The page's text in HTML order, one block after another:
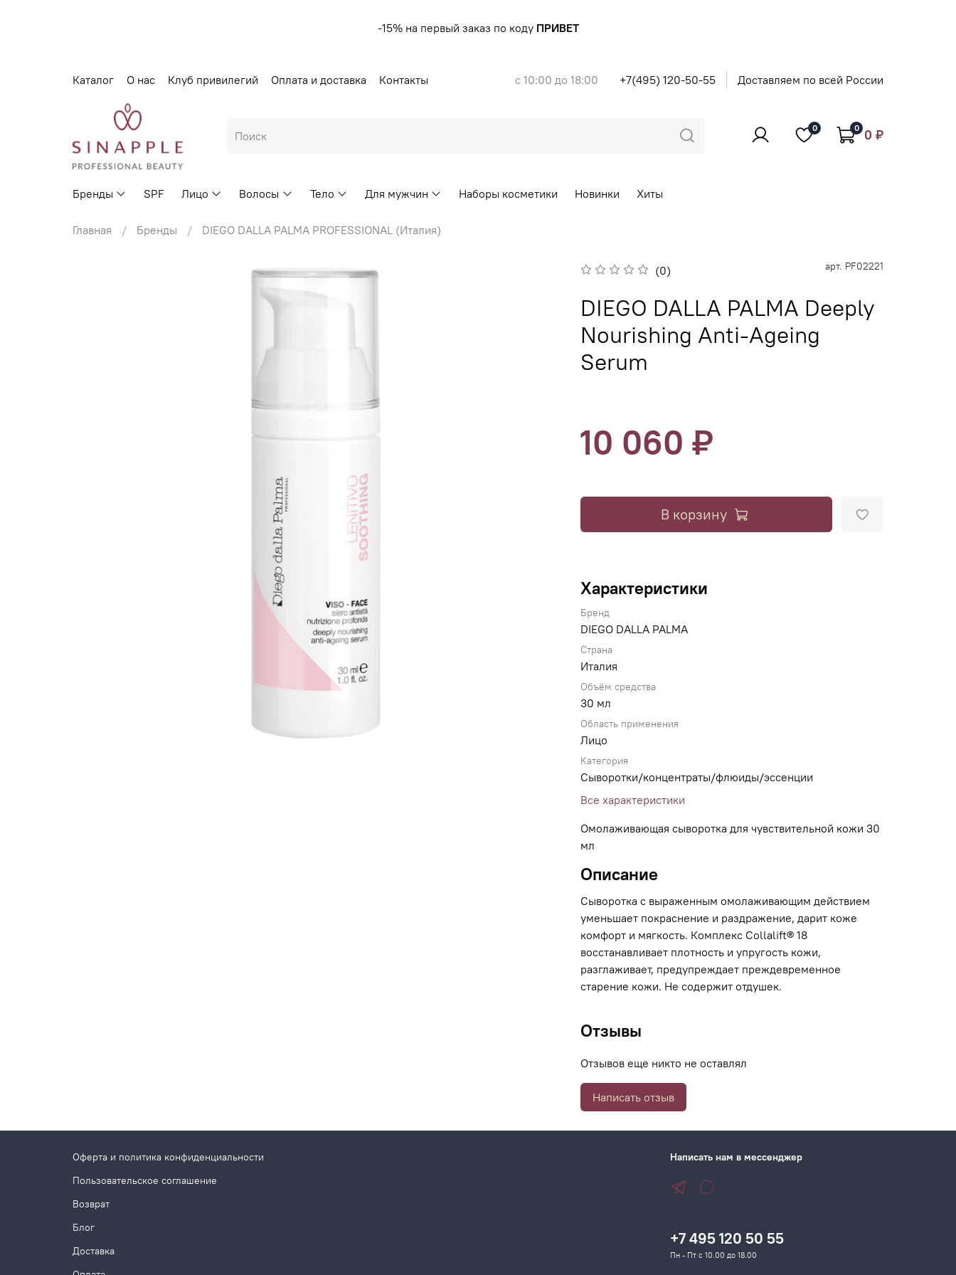
-15% на первый заказ по коду ПРИВЕТ
Каталог О нас Клуб привилегий Оплата и доставка Контакты с 10:00 до 18:00 +7(495) 120-50-55 Доставляем по всей России
0 0 0 ₽
Бренды SPF Лицо Волосы Тело Для мужчин Наборы косметики Новинки Хиты
Главная Бренды DIEGO DALLA PALMA PROFESSIONAL (Италия)
(0) арт. PF02221
DIEGO DALLA PALMA Deeply
Nourishing Anti-Ageing
Serum
10 060 ₽
В корзину
Характеристики
Бренд
DIEGO DALLA PALMA
Страна
Италия
Объём средства
30 мл
Область применения
Лицо
Категория
Сыворотки/концентраты/флюиды/эссенции
Все характеристики
Омолаживающая сыворотка для чувствительной кожи 30
мл
Описание
Сыворотка с выраженным омолаживающим действием
уменьшает покраснение и раздражение, дарит коже
комфорт и мягкость. Комплекс Collalift® 18
восстанавливает плотность и упругость кожи,
разглаживает, предупреждает преждевременное
старение кожи. Не содержит отдушек.
Отзывы
Отзывов еще никто не оставлял
Написать отзыв
Оферта и политика конфиденциальности
Пользовательское соглашение
Возврат
Блог
Доставка
Написать нам в мессенджер
+7 495 120 50 55
Пн - Пт с 10.00 до 18.00